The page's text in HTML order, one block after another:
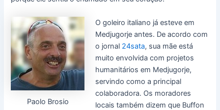
Paolo Brosio
O goleiro italiano já esteve em
Medjugorje antes. De acordo com
o jornal 24sata, sua mãe está
muito envolvida com projetos
humanitários em Medjugorje,
servindo como a principal
colaboradora. Os moradores
locais também dizem que Buffon